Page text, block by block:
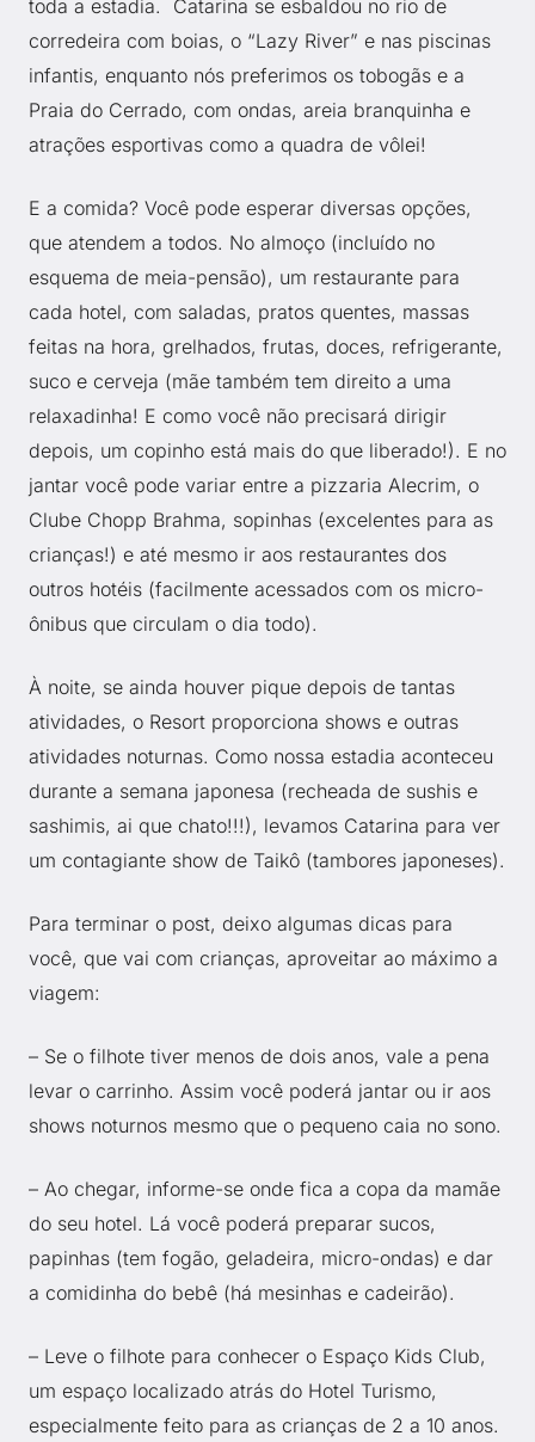
toda a estadia. Catarina se esbaldou no rio de
corredeira com boias, o “Lazy River” e nas piscinas
infantis, enquanto nós preferimos os tobogãs e a
Praia do Cerrado, com ondas, areia branquinha e
atrações esportivas como a quadra de vôlei!
E a comida? Você pode esperar diversas opções,
que atendem a todos. No almoço (incluído no
esquema de meia-pensão), um restaurante para
cada hotel, com saladas, pratos quentes, massas
feitas na hora, grelhados, frutas, doces, refrigerante,
suco e cerveja (mãe também tem direito a uma
relaxadinha! E como você não precisará dirigir
depois, um copinho está mais do que liberado!). E no
jantar você pode variar entre a pizzaria Alecrim, o
Clube Chopp Brahma, sopinhas (excelentes para as
crianças!) e até mesmo ir aos restaurantes dos
outros hotéis (facilmente acessados com os micro-
ônibus que circulam o dia todo).
À noite, se ainda houver pique depois de tantas
atividades, o Resort proporciona shows e outras
atividades noturnas. Como nossa estadia aconteceu
durante a semana japonesa (recheada de sushis e
sashimis, ai que chato!!!), levamos Catarina para ver
um contagiante show de Taikô (tambores japoneses).
Para terminar o post, deixo algumas dicas para
você, que vai com crianças, aproveitar ao máximo a
viagem:
– Se o filhote tiver menos de dois anos, vale a pena
levar o carrinho. Assim você poderá jantar ou ir aos
shows noturnos mesmo que o pequeno caia no sono.
– Ao chegar, informe-se onde fica a copa da mamãe
do seu hotel. Lá você poderá preparar sucos,
papinhas (tem fogão, geladeira, micro-ondas) e dar
a comidinha do bebê (há mesinhas e cadeirão).
– Leve o filhote para conhecer o Espaço Kids Club,
um espaço localizado atrás do Hotel Turismo,
especialmente feito para as crianças de 2 a 10 anos.